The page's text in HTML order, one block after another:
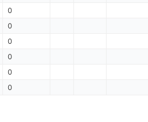
0
0
0
0
0
0